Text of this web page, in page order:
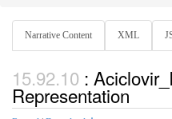
Narrative Content XML
:
Representation